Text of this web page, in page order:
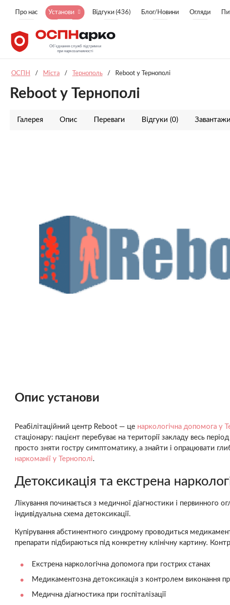
Про нас Установи Відгуки (436) Блог/Новини Огляди
ОСПН / Міста / Тернополь / Reboot у Тернополі
Reboot у Тернополі
Галерея Опис Переваги Відгуки (0)
Опис установи
Реабілітаційний центр Reboot — це наркологічна допомога у
стаціонару: пацієнт перебуває на території закладу весь
просто зняти гостру симптоматику, а знайти і опрацювати
наркоманії у Тернополі.
Детоксикація та екстрена
Лікування починається з медичної діагностики і первинного
індивідуальна схема детоксикації.
Купірування абстинентного синдрому проводиться
препарати підбираються під конкретну клінічну картину.
Екстрена наркологічна допомога при гострих станах
Медикаментозна детоксикація з контролем виконання
Медична діагностика при госпіталізації